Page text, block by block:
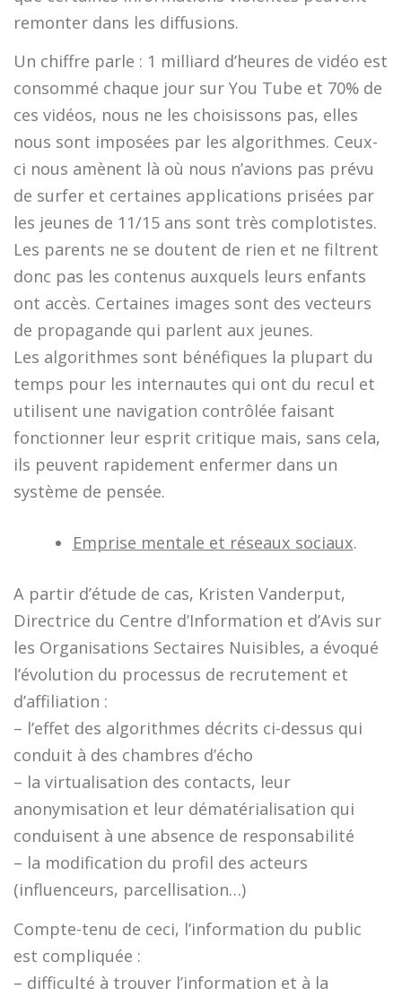
remonter dans les diffusions.
Un chiffre parle : 1 milliard d’heures de vidéo est
consommé chaque jour sur You Tube et 70% de
ces vidéos, nous ne les choisissons pas, elles
nous sont imposées par les algorithmes. Ceux-
ci nous amènent là où nous n’avions pas prévu
de surfer et certaines applications prisées par
les jeunes de 11/15 ans sont très complotistes.
Les parents ne se doutent de rien et ne filtrent
donc pas les contenus auxquels leurs enfants
ont accès. Certaines images sont des vecteurs
de propagande qui parlent aux jeunes.
Les algorithmes sont bénéfiques la plupart du
temps pour les internautes qui ont du recul et
utilisent une navigation contrôlée faisant
fonctionner leur esprit critique mais, sans cela,
ils peuvent rapidement enfermer dans un
système de pensée.
Emprise mentale et réseaux sociaux.
A partir d’étude de cas, Kristen Vanderput,
Directrice du Centre d’Information et d’Avis sur
les Organisations Sectaires Nuisibles, a évoqué
l’évolution du processus de recrutement et
d’affiliation :
– l’effet des algorithmes décrits ci-dessus qui
conduit à des chambres d’écho
– la virtualisation des contacts, leur
anonymisation et leur dématérialisation qui
conduisent à une absence de responsabilité
– la modification du profil des acteurs
(influenceurs, parcellisation…)
Compte-tenu de ceci, l’information du public
est compliquée :
– difficulté à trouver l’information et à la